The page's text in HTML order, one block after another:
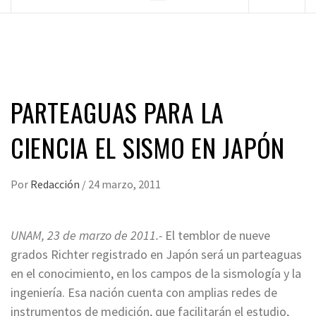
PARTEAGUAS PARA LA
CIENCIA EL SISMO EN JAPÓN
Por Redacción / 24 marzo, 2011
UNAM, 23 de marzo de 2011.- El temblor de nueve
grados Richter registrado en Japón será un parteaguas
en el conocimiento, en los campos de la sismología y la
ingeniería. Esa nación cuenta con amplias redes de
instrumentos de medición, que facilitarán el estudio,